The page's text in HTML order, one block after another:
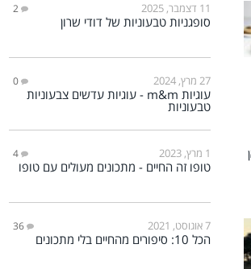
11 דצמבר, 2025 2
סופגניות טבעוניות של דודי שרון
27 מרץ, 2024 0
עוגיות m&m - עוגיות עדשים צבעוניות
טבעוניות
1 מרץ, 2023 4
טופו זה החיים - מתכונים מעולים עם טופו
7 אוגוסט, 2021 36
הכל 10: סיפורים מהחיים בלי מתכונים